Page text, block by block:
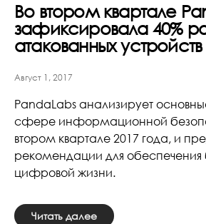
Во втором квартале
зафиксировала 40%
атакованных устройств
Август 1, 2017
PandaLabs анализирует
сфере информационной
втором квартале 2017 года, и
рекомендации для обеспечения
цифровой жизни.
Читать далее